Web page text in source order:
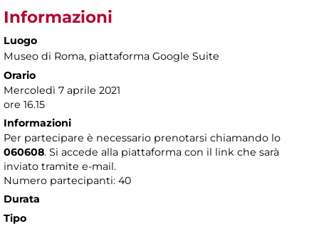
Informazioni
Luogo
Museo di Roma, piattaforma Google Suite
Orario
Mercoledì 7 aprile 2021
ore 16.15
Informazioni
Per partecipare è necessario prenotarsi chiamando lo
060608. Si accede alla piattaforma con il link che sarà
inviato tramite e-mail.
Numero partecipanti: 40
Durata
Tipo